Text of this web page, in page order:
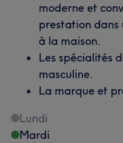
moderne et
prestation dans
à la maison.
Les spécialités
masculine.
La marque et
Lundi
Mardi